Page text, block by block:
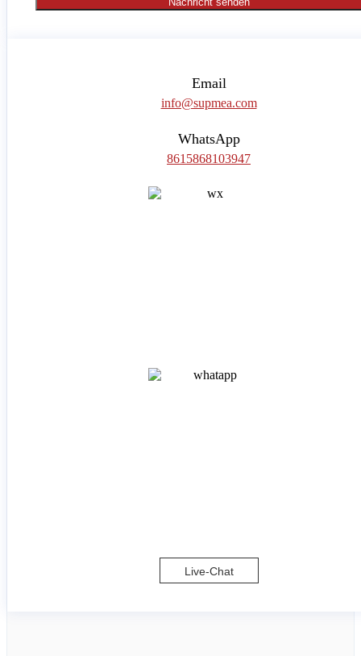
Email
info@supmea.com
WhatsApp
8615868103947
Live-Chat